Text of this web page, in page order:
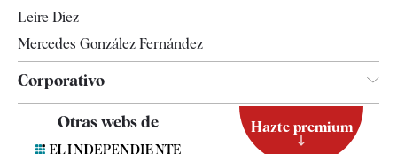
Leire Díez
Mercedes González Fernández
Corporativo
Otras webs de Hazte premium